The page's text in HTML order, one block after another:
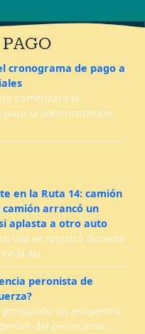
cronograma de pago a
comenzará el
para la administración
en la Ruta 14: camión
arrancó un
aplasta a otro auto
vial se registró durante
la Au…
peronista de
producido un encuentro
del peronismo…